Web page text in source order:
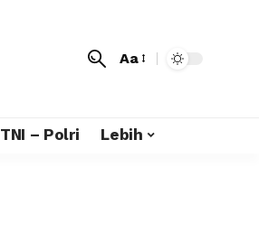
Aa
TNI – Polri Lebih